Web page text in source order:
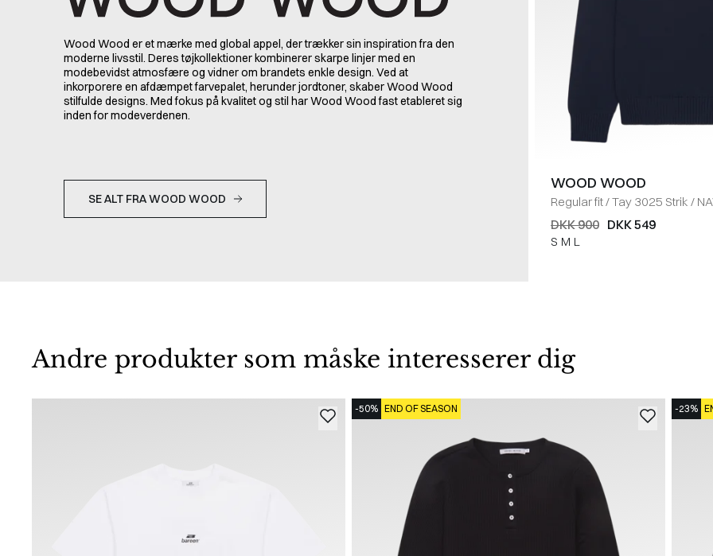
Wood Wood er et mærke med global appel, der trækker sin inspiration fra den
moderne livsstil. Deres tøjkollektioner kombinerer skarpe linjer med en
modebevidst atmosfære og vidner om brandets enkle design. Ved at
inkorporere en afdæmpet farvepalet, herunder jordtoner, skaber Wood Wood
stilfulde designs. Med fokus på kvalitet og stil har Wood Wood fast etableret sig
inden for modeverdenen.
SE ALT FRA WOOD WOOD
WOOD WOOD
Regular fit/Tay 3025 Strik /
DKK 900 DKK 549
S M L
Andre produkter som måske interesserer dig
-50% END OF SEASON -23%